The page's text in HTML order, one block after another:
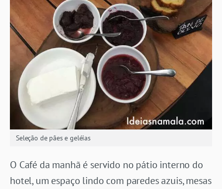
Seleção de pães e geléias
O Café da manhã é servido no pátio interno do
hotel, um espaço lindo com paredes azuis, mesas